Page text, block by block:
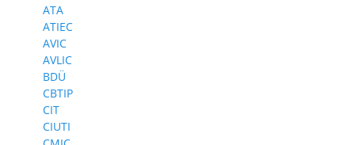
ATA
ATIEC
AVIC
AVLIC
BDÜ
CBTIP
CIT
CIUTI